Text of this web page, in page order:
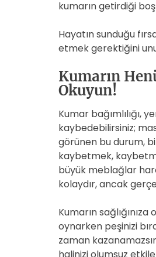
kumarın getirdiği
Hayatın sunduğu
etmek gerektiğini
Kumarın
Okuyun!
Kumar bağımlılığı,
kaybedebilirsiniz;
görünen bu durum,
kaybetmek,
büyük meblağlar
kolaydır, ancak
Kumarın
oynarken peşinizi
zaman